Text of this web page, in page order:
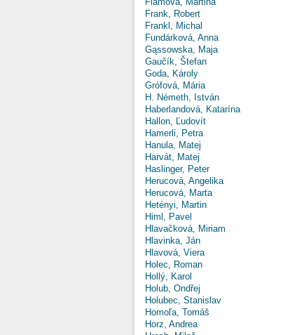
Frank, Robert
Frankl, Michal
Fundárková, Anna
Gąssowska, Maja
Gaučík, Štefan
Goda, Károly
Grófová, Mária
H. Németh, István
Haberlandová, Katarína
Hallon, Ľudovít
Hamerli, Petra
Hanula, Matej
Harvát, Matej
Haslinger, Peter
Herucová, Angelika
Herucová, Marta
Hetényi, Martin
Himl, Pavel
Hlavačková, Miriam
Hlavinka, Ján
Hlavová, Viera
Holec, Roman
Hollý, Karol
Holub, Ondřej
Holubec, Stanislav
Homoľa, Tomáš
Horz, Andrea